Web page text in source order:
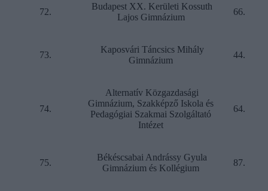
72.
Budapest XX. Kerületi Kossuth
Lajos Gimnázium
66.
73.
Kaposvári Táncsics Mihály
Gimnázium
44.
74.
Alternatív Közgazdasági
Gimnázium, Szakképző Iskola és
Pedagógiai Szakmai Szolgáltató
Intézet
64.
75.
Békéscsabai Andrássy Gyula
Gimnázium és Kollégium
87.